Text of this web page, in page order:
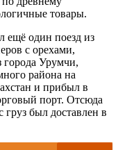
товары.
ещё один поезд из
с орехами,
города Урумчи,
района на
и прибыл в
порт. Отсюда
был доставлен в